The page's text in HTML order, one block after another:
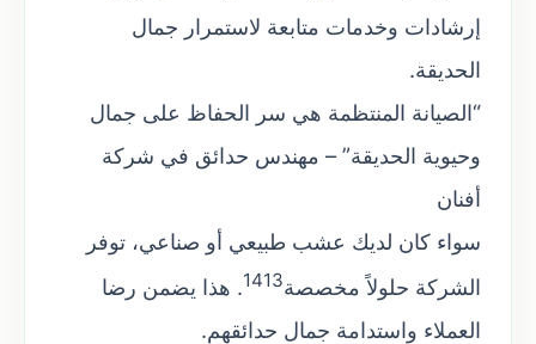
إرشادات وخدمات متابعة لاستمرار جمال
الحديقة.
“الصيانة المنتظمة هي سر الحفاظ على جمال
وحيوية الحديقة” – مهندس حدائق في شركة
أفنان
سواء كان لديك عشب طبيعي أو صناعي، توفر
الشركة حلولاً مخصصة
1413
. هذا يضمن رضا
العملاء واستدامة جمال حدائقهم.